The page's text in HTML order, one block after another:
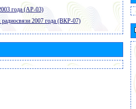
года (АР-03)
2007 года (ВКР-07)